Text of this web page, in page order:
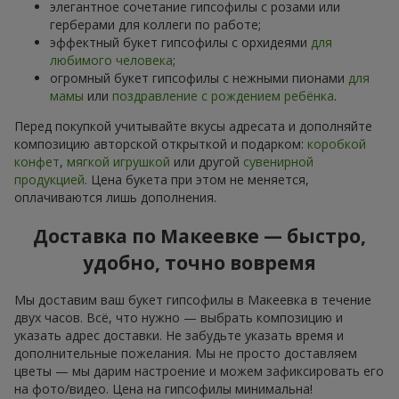
элегантное сочетание гипсофилы с розами или
герберами для коллеги по работе;
эффектный букет гипсофилы с орхидеями для
любимого человека;
огромный букет гипсофилы с нежными пионами для
мамы или поздравление с рождением ребёнка.
Перед покупкой учитывайте вкусы адресата и дополняйте
композицию авторской открыткой и подарком: коробкой
конфет, мягкой игрушкой или другой сувенирной
продукцией. Цена букета при этом не меняется,
оплачиваются лишь дополнения.
Доставка по Макеевке — быстро,
удобно, точно вовремя
Мы доставим ваш букет гипсофилы в Макеевка в течение
двух часов. Всё, что нужно — выбрать композицию и
указать адрес доставки. Не забудьте указать время и
дополнительные пожелания. Мы не просто доставляем
цветы — мы дарим настроение и можем зафиксировать его
на фото/видео. Цена на гипсофилы минимальна!